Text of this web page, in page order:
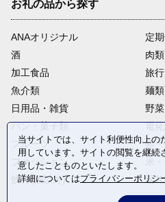
お礼の品から探す
ANAオリジナル
定
酒
肉類
加工食品
旅
魚介類
麺類
日用品・雑貨
野菜
パン・菓子類
電
フルーツ
卵
ファッション
飲料(酒以外)
返
当サイトでは、サイト利便性向上の
用しています。サイトの閲覧を継続
意したことものといたします。
詳細についてはプライバシーポリシ